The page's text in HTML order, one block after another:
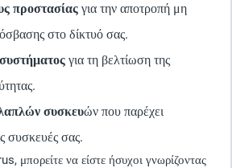
προστασίας για την αποτροπή μη
στο δίκτυό σας.
για τη βελτίωση της
συσκευών που παρέχει
συσκευές σας.
να είστε ήσυχοι γνωρίζοντας